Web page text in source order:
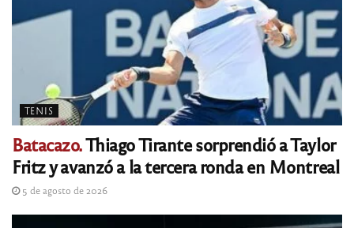
TENIS
Batacazo.Thiago Tirante sorprendió a Taylor
Fritz y avanzó a la tercera ronda en Montreal
5 de agosto de 2026